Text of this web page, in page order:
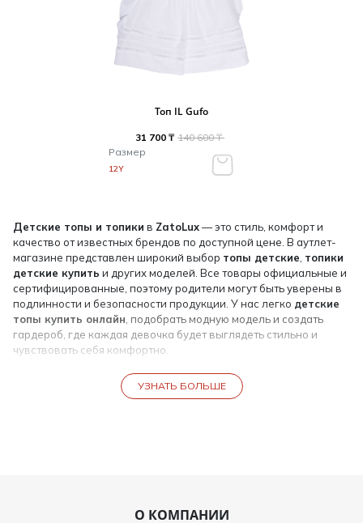
Топ IL Gufo
31 700 ₸ 140 600 ₸
Размер
12Y
Детские топы и топики в ZatoLux— это стиль, комфорт и
качество от известных брендов по доступной цене. В аутлет-
магазине представлен широкий выбор топы детские топики
детские купить и других моделей. Все товары официальные и
сертифицированные, поэтому родители могут быть уверены в
подлинности и безопасности продукции. У нас легко детские
топы купить онлайн , подобрать модную модель и создать
гардероб, где каждая девочка будет выглядеть стильно и
чувствовать себя комфортно.
Разнообразие детских топов и топиков
представленытопики детскиеи
Спортивные и активные топики для прогулок, игр и
УЗНАТЬ БОЛЬШЕ
О КОМПАНИИ